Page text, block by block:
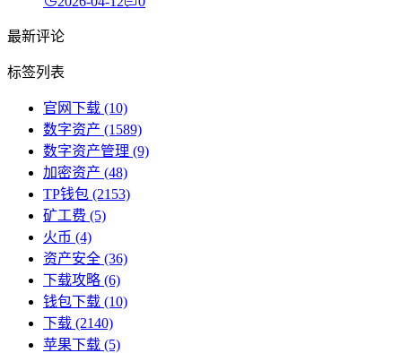
最新评论
标签列表
官网下载 (10)
数字资产 (1589)
数字资产管理 (9)
加密资产 (48)
TP钱包 (2153)
矿工费 (5)
火币 (4)
资产安全 (36)
下载攻略 (6)
钱包下载 (10)
下载 (2140)
苹果下载 (5)